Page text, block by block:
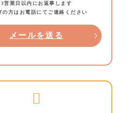
3営業日以内にお返事します
の方はお電話にてご連絡ください
メールを送る